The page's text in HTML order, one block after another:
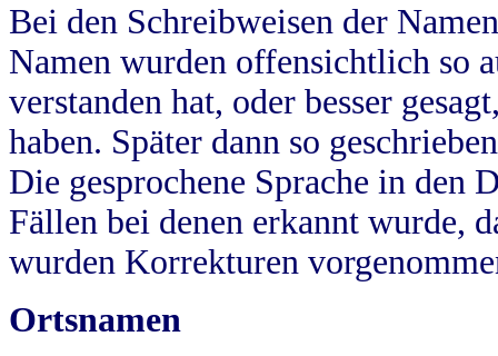
Bei den Schreibweisen der
Namen wurden offensichtlich so
verstanden hat, oder besser
haben. Später dann so
Die gesprochene Sprache in
Fällen bei denen erkannt wurde,
wurden Korrekturen
Ortsnamen